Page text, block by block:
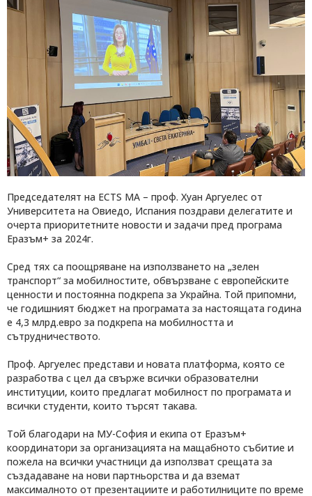
Председателят на ECTS MA – проф. Хуан Аргуелес от
Университета на Овиедо, Испания поздрави делегатите и
очерта приоритетните новости и задачи пред програма
Еразъм+ за 2024г.
Сред тях са поощряване на използването на „зелен
транспорт“ за мобилностите, обвързване с европейските
ценности и постоянна подкрепа за Украйна. Той припомни,
че годишният бюджет на програмата за настоящата година
е 4,3 млрд.евро за подкрепа на мобилността и
сътрудничеството.
Проф. Аргуелес представи и новата платформа, която се
разработва с цел да свърже всички образователни
институции, които предлагат мобилност по програмата и
всички студенти, които търсят такава.
Той благодари на МУ-София и екипа от Еразъм+
координатори за организацията на мащабното събитие и
пожела на всички участници да използват срещата за
създадаване на нови партньорства и да вземат
максималното от презентациите и работилниците по време